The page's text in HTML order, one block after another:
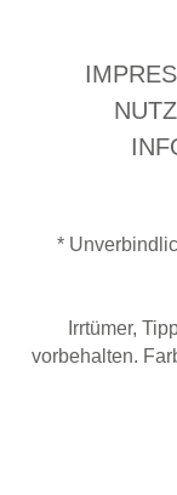
*
Irrtümer,
vorbehalten.